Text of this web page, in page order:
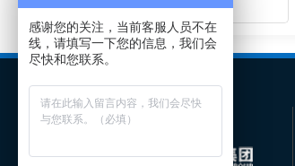
感谢您的关注，当前客服人员不在
线，请填写一下您的信息，我们会
尽快和您联系。